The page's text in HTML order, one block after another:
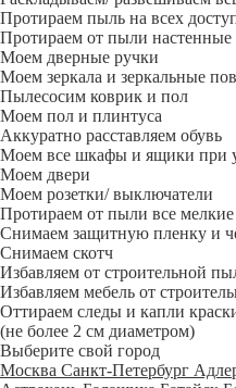
Протираем пыль на всех
Протираем от пыли настенные
Моем дверные ручки
Моем зеркала и зеркальные
Пылесосим коврик и пол
Моем пол и плинтуса
Аккуратно расставляем обувь
Моем все шкафы и ящики при
Моем двери
Моем розетки/ выключатели
Протираем от пыли все
Снимаем защитную пленку и
Снимаем скотч
Избавляем от строительной
Избавляем мебель от
Оттираем следы и капли
(не более 2 см диаметром)
Выберите свой город
Москва Санкт-Петербург